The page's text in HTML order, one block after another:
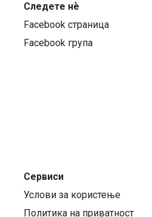
Следете нѐ
Facebook страница
Facebook група
Сервиси
Услови за користење
Политика на приватност